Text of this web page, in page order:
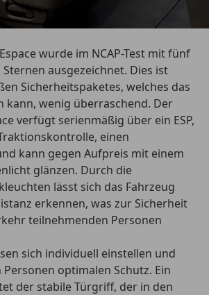
wurde im NCAP-Test mitfünf
ausgezeichnet. Dies ist
Sicherheitspaketes, welches das
kann, wenig überraschend. Der
verfügt serienmäßig über ein ESP,
einen
kann gegen Aufpreis mit einem
glänzen. Durch die
lässt sich das Fahrzeug
erkennen, was zur Sicherheit
teilnehmenden Personen
sich individuell einstellen und
optimalen Schutz. Ein
der stabile Türgriff, der in den